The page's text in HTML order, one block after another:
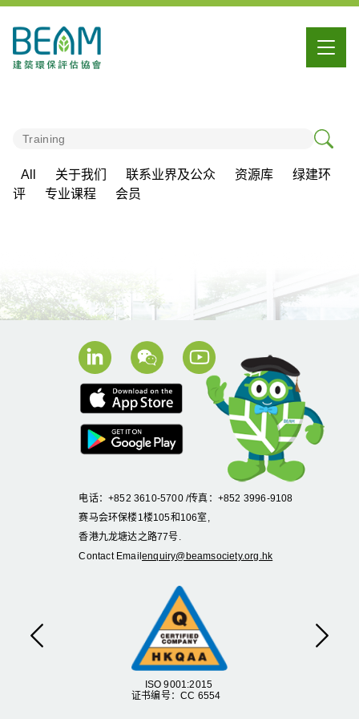
All 关于我们 联系业界及公众 资源库
绿建环
评
专业课程 会员
ISO 9001:2015
证书编号：CC 6554
Previous Next
电话：+852 3610-5700 /传真：+852 3996-9108
赛马会环保楼1楼105和106室,
香港九龙塘达之路77号.
Contact Email enquiry@beamsociety.org.hk